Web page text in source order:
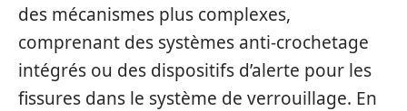
des mécanismes plus complexes,
comprenant des systèmes anti-crochetage
intégrés ou des dispositifs d’alerte pour les
fissures dans le système de verrouillage. En